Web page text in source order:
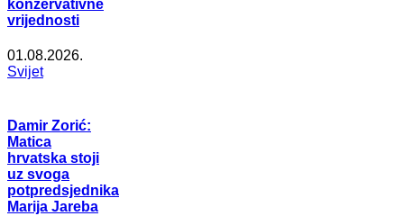
konzervativne
vrijednosti
01.08.2026.
Svijet
Damir Zorić:
Matica
hrvatska stoji
uz svoga
potpredsjednika
Marija Jareba